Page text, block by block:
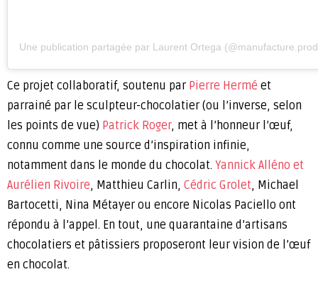
Une publication partagée par Laurent Ortega
Ce projet collaboratif, soutenu par Pierre Hermé et
parrainé par le sculpteur-chocolatier (ou l’inverse, selon
les points de vue) Patrick Roger, met à l’honneur l’œuf,
connu comme une source d’inspiration infinie,
notamment dans le monde du chocolat. Yannick Alléno et
Aurélien Rivoire, Matthieu Carlin, Cédric Grolet, Michael
Bartocetti, Nina Métayer ou encore Nicolas Paciello ont
répondu à l’appel. En tout, une quarantaine d’artisans
chocolatiers et pâtissiers proposeront leur vision de l’œuf
en chocolat.